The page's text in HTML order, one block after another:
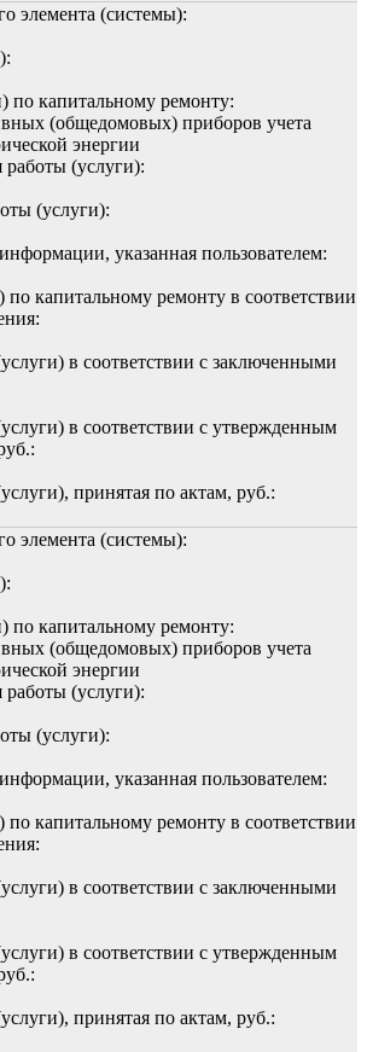
элемента (системы):
по капитальному ремонту:
(общедомовых) приборов учета
энергии
(услуги):
(услуги):
указанная пользователем:
по капитальному ремонту в соответствии
в соответствии с заключенными
в соответствии с утвержденным
принятая по актам, руб.:
элемента (системы):
по капитальному ремонту:
(общедомовых) приборов учета
энергии
(услуги):
(услуги):
указанная пользователем:
по капитальному ремонту в соответствии
в соответствии с заключенными
в соответствии с утвержденным
принятая по актам, руб.: